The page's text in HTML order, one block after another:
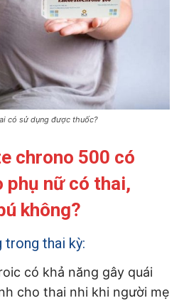
có sử dụng được thuốc?
chrono 500 có
phụ nữ có thai,
không?
trong thai kỳ:
có khả năng gây quái
cho thai nhi khi người mẹ